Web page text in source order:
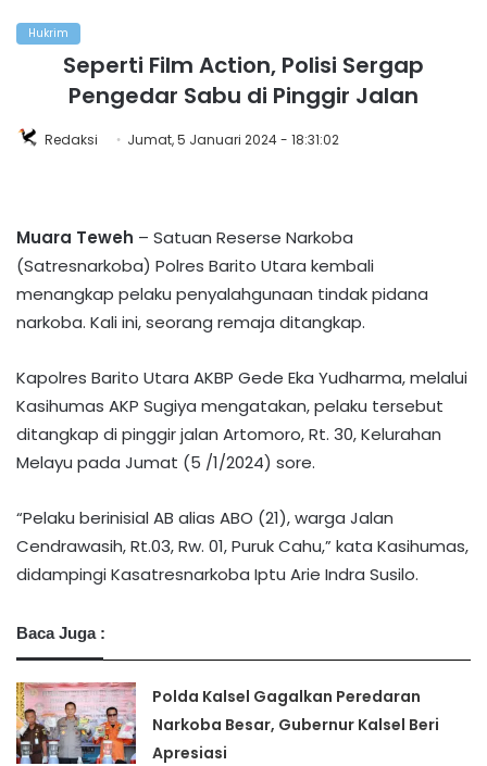
Hukrim
Seperti Film Action, Polisi Sergap
Pengedar Sabu di Pinggir Jalan
Redaksi Jumat, 5 Januari 2024 - 18:31:02
Muara Teweh – Satuan Reserse Narkoba
(Satresnarkoba) Polres Barito Utara kembali
menangkap pelaku penyalahgunaan tindak pidana
narkoba. Kali ini, seorang remaja ditangkap.
Kapolres Barito Utara AKBP Gede Eka Yudharma, melalui
Kasihumas AKP Sugiya mengatakan, pelaku tersebut
ditangkap di pinggir jalan Artomoro, Rt. 30, Kelurahan
Melayu pada Jumat (5 /1/2024) sore.
“Pelaku berinisial AB alias ABO (21), warga Jalan
Cendrawasih, Rt.03, Rw. 01, Puruk Cahu,” kata Kasihumas,
didampingi Kasatresnarkoba Iptu Arie Indra Susilo.
Baca Juga :
Polda Kalsel Gagalkan Peredaran
Narkoba Besar, Gubernur Kalsel Beri
Apresiasi